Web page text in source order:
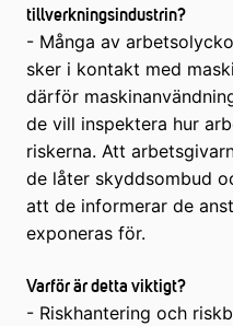
tillverkningsindustrin?
- Många av
sker i kontakt med
därför
de vill inspektera hur
riskerna. Att
de låter skyddsombud
att de informerar de
exponeras för.
Varför är detta viktigt?
- Riskhantering och